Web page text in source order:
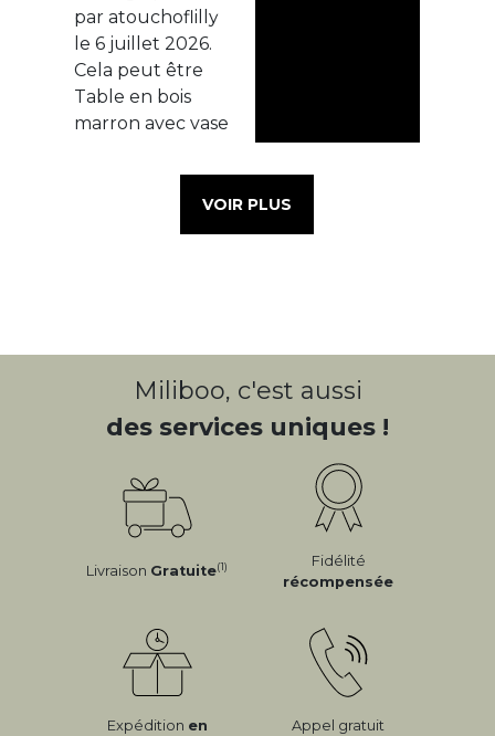
VOIR PLUS
Miliboo, c'est aussi
des services uniques !
Livraison Gratuite(1)
Fidélité
récompensée
Expédition en
Appel gratuit